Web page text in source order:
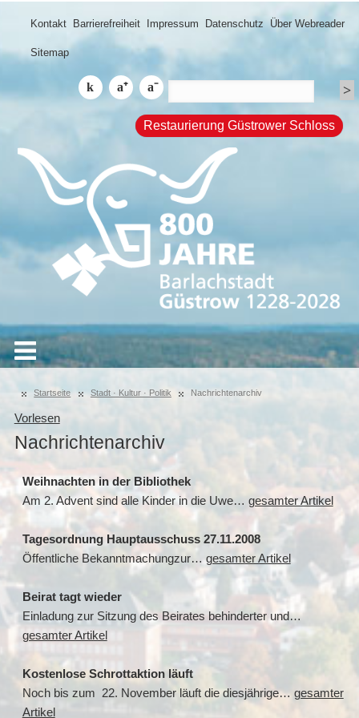
Kontakt Barrierefreiheit Impressum Datenschutz Über Webreader
Sitemap
Restaurierung Güstrower Schloss
Startseite Stadt · Kultur · Politik Nachrichtenarchiv
Vorlesen
Nachrichtenarchiv
Weihnachten in der Bibliothek
Am 2. Advent sind alle Kinder in die Uwe… gesamter Artikel
Tagesordnung Hauptausschuss 27.11.2008
Öffentliche Bekanntmachungzur… gesamter Artikel
Beirat tagt wieder
Einladung zur Sitzung des Beirates behinderter und…
gesamter Artikel
Kostenlose Schrottaktion läuft
Noch bis zum 22. November läuft die diesjährige… gesamter
Artikel